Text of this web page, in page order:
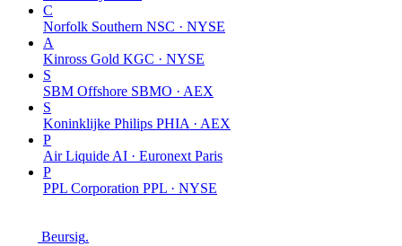
C
Norfolk Southern NSC · NYSE
A
Kinross Gold KGC · NYSE
S
SBM Offshore SBMO · AEX
S
Koninklijke Philips PHIA · AEX
P
Air Liquide AI · Euronext Paris
P
PPL Corporation PPL · NYSE
Beursig.